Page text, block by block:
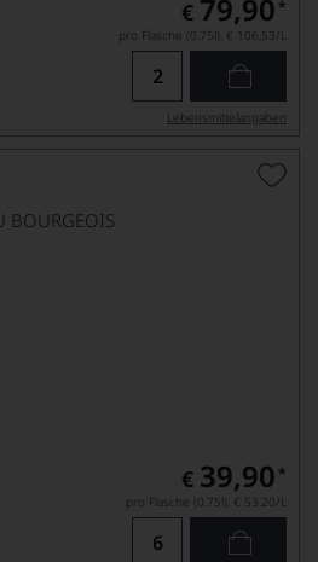
€ 79,90 *
pro Flasche (0.75l), € 106,53/L
Lebensmittel­angaben
BOURGEOIS
€ 39,90 *
pro Flasche (0.75l), € 53,20/L